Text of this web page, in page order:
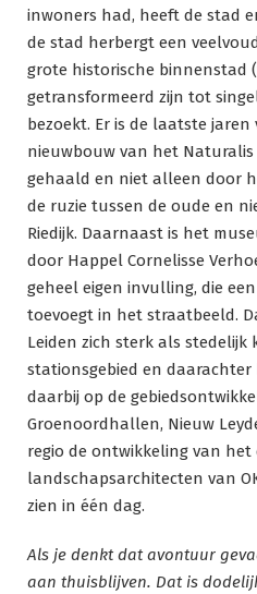
inwoners had, heeft de stad
de stad herbergt een
grote historische binnenstad
getransformeerd zijn tot
bezoekt. Er is de laatste
nieuwbouw van het
gehaald en niet alleen door
de ruzie tussen de oude en
Riedijk. Daarnaast is het
door Happel Cornelisse
geheel eigen invulling, die
toevoegt in het straatbeeld.
Leiden zich sterk als
stationsgebied en daarachter
daarbij op de
Groenoordhallen, Nieuw
regio de ontwikkeling van
landschapsarchitecten van
zien in één dag.
Als je denkt dat avontuur
aan thuisblijven. Dat is